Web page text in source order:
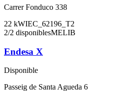
Carrer Fonduco 338
22 kWIEC_62196_T2
2/2 disponiblesMELIB
Endesa X
Disponible
Passeig de Santa Agueda 6